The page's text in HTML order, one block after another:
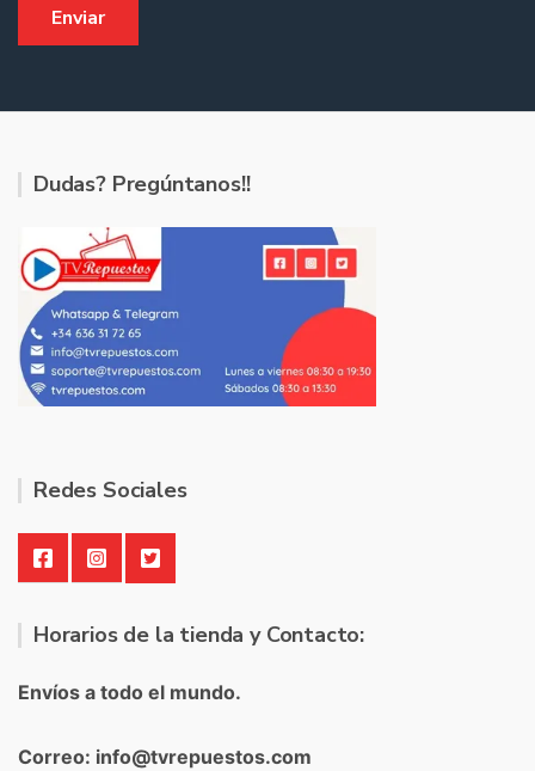
Dudas? Pregúntanos!!
Redes Sociales
Horarios de la tienda y Contacto:
Envíos a todo el mundo.
Correo: info@tvrepuestos.com